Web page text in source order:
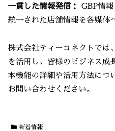
一貫した情報発信：
GBP情
統一された店舗情報を各媒体
株式会社ティーコネクトでは
を活用し、皆様のビジネス成
本機能の詳細や活用方法につ
お問い合わせください。
新着情報